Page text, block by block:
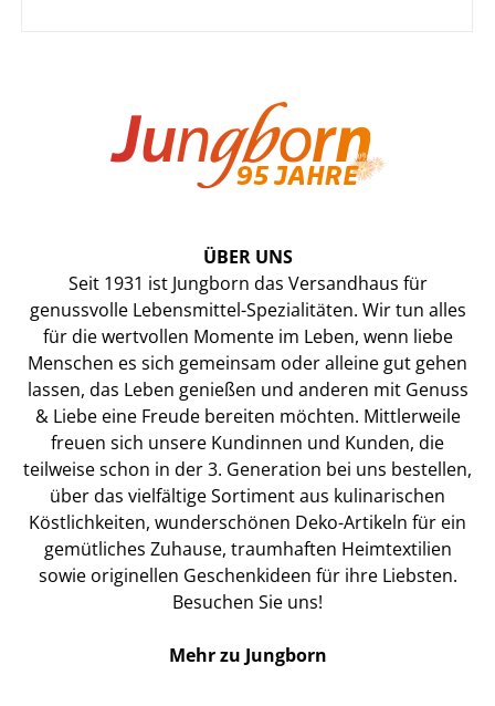
ÜBER UNS
Seit 1931 ist Jungborn das Versandhaus für
genussvolle Lebensmittel-Spezialitäten. Wir tun alles
für die wertvollen Momente im Leben, wenn liebe
Menschen es sich gemeinsam oder alleine gut gehen
lassen, das Leben genießen und anderen mit Genuss
& Liebe eine Freude bereiten möchten. Mittlerweile
freuen sich unsere Kundinnen und Kunden, die
teilweise schon in der 3. Generation bei uns bestellen,
über das vielfältige Sortiment aus kulinarischen
Köstlichkeiten, wunderschönen Deko-Artikeln für ein
gemütliches Zuhause, traumhaften Heimtextilien
sowie originellen Geschenkideen für ihre Liebsten.
Besuchen Sie uns!
Mehr zu Jungborn